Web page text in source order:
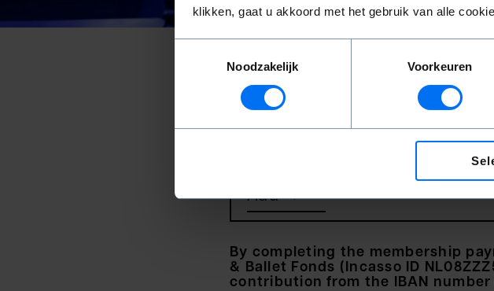
klikken, gaat u akkoord met het gebruik van alle
Noodzakelijk
Voorkeuren
Add →
By completing the membership
& Ballet Fonds (Incasso ID
contribution from the IBAN